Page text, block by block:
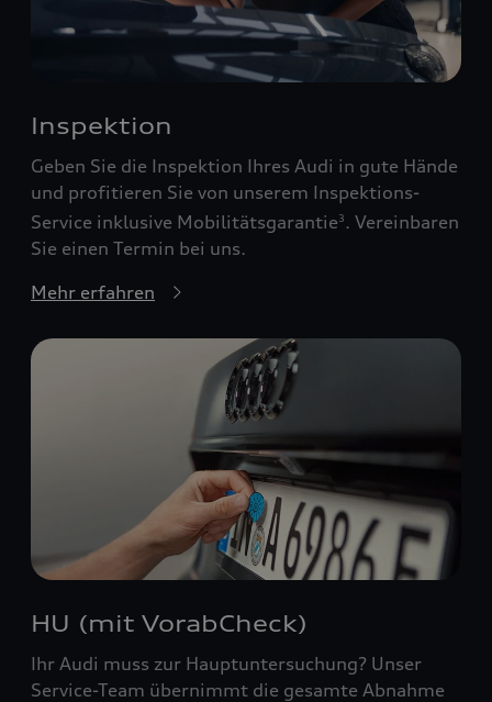
Inspektion
Geben Sie die Inspektion Ihres Audi in gute Hände
und profitieren Sie von unserem Inspektions-
Service inklusive Mobilitätsgarantie3 . Vereinbaren
Sie einen Termin bei uns.
Mehr erfahren
HU (mit VorabCheck)
Ihr Audi muss zur Hauptuntersuchung? Unser
Service-Team übernimmt die gesamte Abnahme